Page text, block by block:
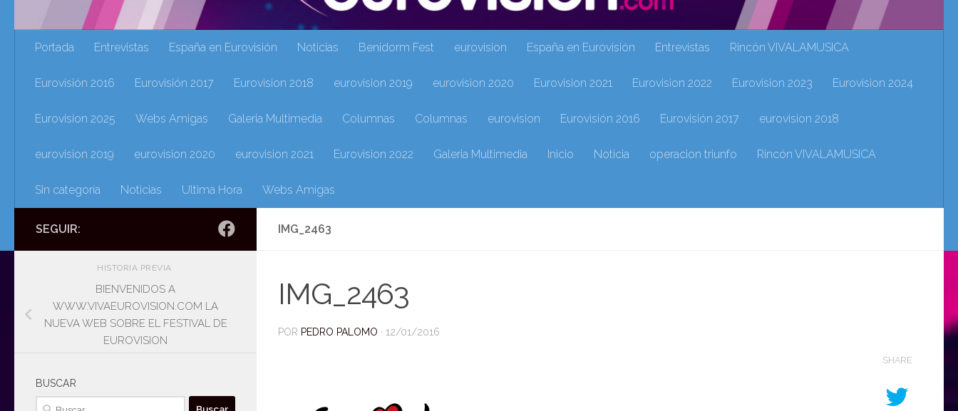
Portada Entrevistas España en Eurovisión Noticias Benidorm Fest eurovision España en Eurovisión Entrevistas Rincón VIVALAMUSICA
Eurovisión 2016 Eurovisión 2017 Eurovision 2018 eurovision 2019 eurovision 2020 Eurovision 2021 Eurovision 2022 Eurovision 2023 Eurovision 2024
Eurovision 2025 Webs Amigas Galeria Multimedia Columnas Columnas eurovision Eurovisión 2016 Eurovisión 2017 eurovision 2018
eurovision 2019 eurovision 2020 eurovision 2021 Eurovision 2022 Galeria Multimedia Inicio Noticia operacion triunfo Rincón VIVALAMUSICA
Sin categoría Noticias Ultima Hora Webs Amigas
IMG_2463
IMG_2463
POR PEDRO PALOMO · 12/01/2016
SHARE
SEGUIR:
HISTORIA PREVIA
BIENVENIDOS A
WWW.VIVAEUROVISION.COM LA
NUEVA WEB SOBRE EL FESTIVAL DE
EUROVISION
BUSCAR
Buscar: